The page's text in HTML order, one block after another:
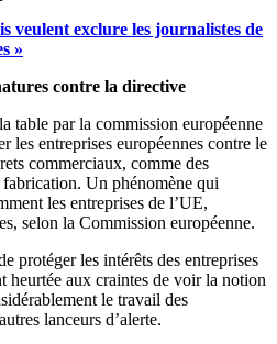
veulent exclure les journalistes de
»
contre la directive
table par la commission européenne
les entreprises européennes contre le
commerciaux, comme des
Un phénomène qui
les entreprises de l’UE,
selon la Commission européenne.
protéger les intérêts des entreprises
heurtée aux craintes de voir la notion
le travail des
lanceurs d’alerte.